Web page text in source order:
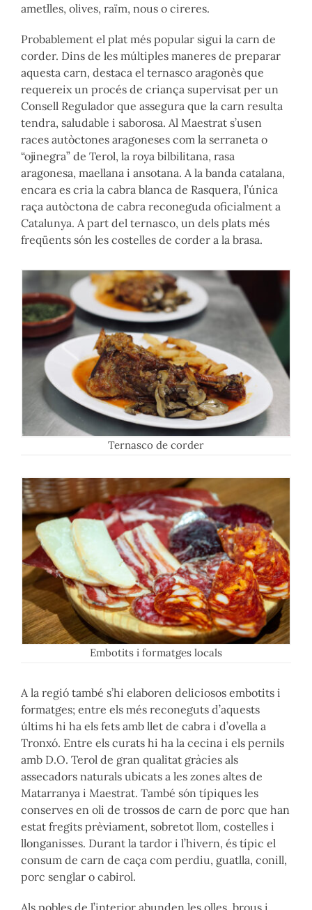
ametlles, olives, raïm, nous o cireres.
Probablement el plat més popular sigui la carn de
corder. Dins de les múltiples maneres de preparar
aquesta carn, destaca el ternasco aragonès que
requereix un procés de criança supervisat per un
Consell Regulador que assegura que la carn resulta
tendra, saludable i saborosa. Al Maestrat s’usen
races autòctones aragoneses com la serraneta o
“ojinegra” de Terol, la roya bilbilitana, rasa
aragonesa, maellana i ansotana. A la banda catalana,
encara es cria la cabra blanca de Rasquera, l’única
raça autòctona de cabra reconeguda oficialment a
Catalunya. A part del ternasco, un dels plats més
freqüents són les costelles de corder a la brasa.
Ternasco de corder
Embotits i formatges locals
A la regió també s’hi elaboren deliciosos embotits i
formatges; entre els més reconeguts d’aquests
últims hi ha els fets amb llet de cabra i d’ovella a
Tronxó. Entre els curats hi ha la cecina i els pernils
amb D.O. Terol de gran qualitat gràcies als
assecadors naturals ubicats a les zones altes de
Matarranya i Maestrat. També són típiques les
conserves en oli de trossos de carn de porc que han
estat fregits prèviament, sobretot llom, costelles i
llonganisses. Durant la tardor i l’hivern, és típic el
consum de carn de caça com perdiu, guatlla, conill,
porc senglar o cabirol.
Als pobles de l’interior abunden les olles, brous i